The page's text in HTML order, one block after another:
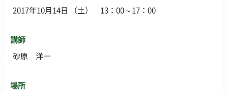
2017年10月14日 （土） 13：00～17：00
講師
砂原 洋一
場所